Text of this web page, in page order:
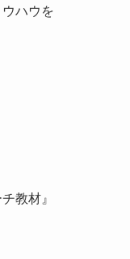
ハウを
教材』